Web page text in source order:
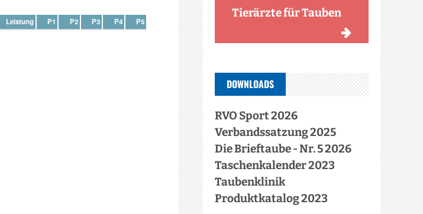
Tierärzte für Tauben
DOWNLOADS
RVO Sport 2026
Verbandssatzung 2025
Die Brieftaube - Nr. 5 2026
Taschenkalender 2023
Taubenklinik
Produktkatalog 2023